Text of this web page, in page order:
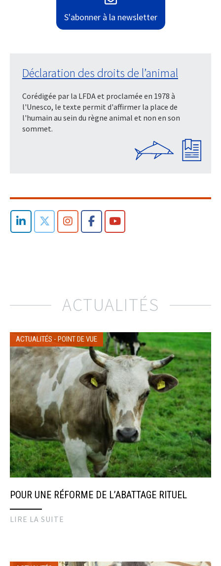
S'abonner à la newsletter
Déclaration des droits de l’animal
Corédigée par la LFDA et proclamée en 1978 à
l'Unesco, le texte permit d'affirmer la place de
l'humain au sein du règne animal et non en son
sommet.
ACTUALITÉS
ACTUALITÉS - POINT DE VUE
POUR UNE RÉFORME DE L’ABATTAGE RITUEL
LIRE LA SUITE